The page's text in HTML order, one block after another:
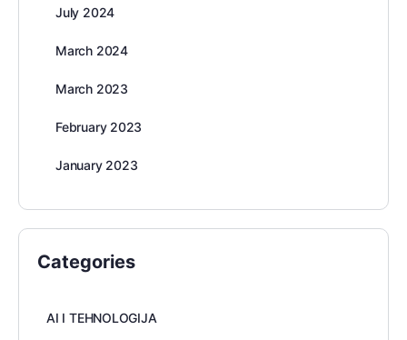
July 2024
March 2024
March 2023
February 2023
January 2023
Categories
AI I TEHNOLOGIJA